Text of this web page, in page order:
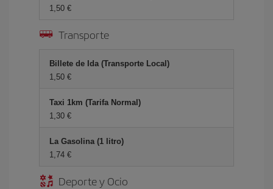
1,50 €
Transporte
Billete de Ida (Transporte Local)
1,50 €
Taxi 1km (Tarifa Normal)
1,30 €
La Gasolina (1 litro)
1,74 €
Deporte y Ocio